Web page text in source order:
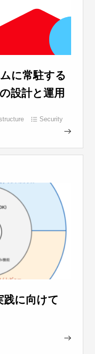
に常駐する
設計と運用
Security
践に向けて